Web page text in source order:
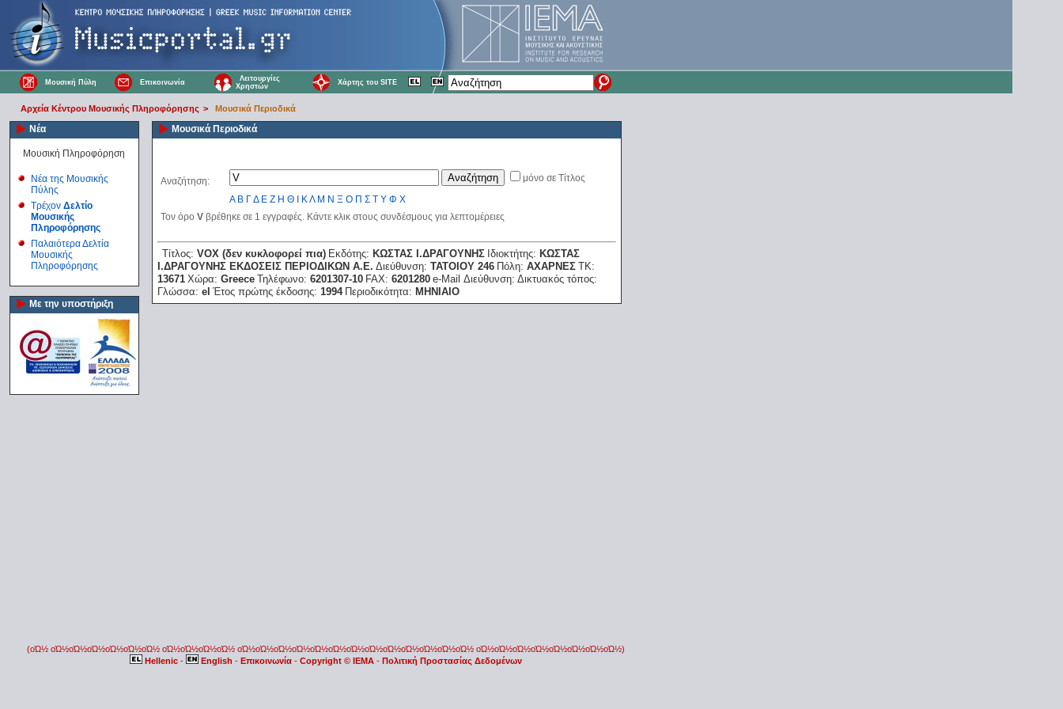
Μουσική Πύλη Επικοινωνία
Λειτουργίες
Χρηστών
Χάρτης του SITE
Αρχεία Κέντρου Μουσικής Πληροφόρησης > Μουσικά Περιοδικά
Νέα
Μουσική Πληροφόρηση
Νέα της Μουσικής
Πύλης
Τρέχον Δελτίο
Μουσικής
Πληροφόρησης
Παλαιότερα Δελτία
Μουσικής
Πληροφόρησης
Με την υποστήριξη
Μουσικά Περιοδικά
Αναζήτηση:
μόνο σε Τίτλος
Α Β ΓΔ Ε Ζ Η Θ ΚΛ Μ Ν Ξ Ο Π Σ Τ Υ Φ Χ
Τον όρο V βρέθηκε σε 1 εγγραφές. Κάντε κλικ στους συνδέσμους για λεπτομέρειες
Τίτλος: VOX (δεν κυκλοφορεί πια) Εκδότης: ΚΩΣΤΑΣ Ι.ΔΡΑΓΟΥΝΗΣ Ιδιοκτήτης: ΚΩΣΤΑΣ
Ι.ΔΡΑΓΟΥΝΗΣ ΕΚΔΟΣΕΙΣ ΠΕΡΙΟΔΙΚΩΝ Α.Ε. Διεύθυνση: ΤΑΤΟΙΟΥ 246 Πόλη: ΑΧΑΡΝΕΣ ΤΚ:
13671 Χώρα: Greece Τηλέφωνο: 6201307-10 FAX: 6201280 e-Mail Διεύθυνση: Δικτυακός τόπος:
Γλώσσα: el Έτος πρώτης έκδοσης: 1994 Περιοδικότητα: ΜΗΝΙΑΙΟ
(οΏ½ οΏ½οΏ½οΏ½οΏ½οΏ½οΏ½ οΏ½οΏ½οΏ½οΏ½ οΏ½οΏ½οΏ½οΏ½οΏ½οΏ½οΏ½οΏ½οΏ½οΏ½οΏ½οΏ½οΏ½ οΏ½οΏ½οΏ½οΏ½οΏ½οΏ½οΏ½οΏ½)
Hellenic - English - Επικοινωνία - Copyright © IEMA - Πολιτική Προστασίας Δεδομένων